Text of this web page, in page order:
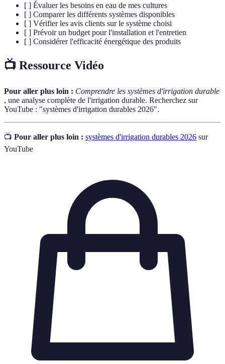
[ ] Évaluer les besoins en eau de mes cultures
[ ] Comparer les différents systèmes disponibles
[ ] Vérifier les avis clients sur le système choisi
[ ] Prévoir un budget pour l'installation et l'entretien
[ ] Considérer l'efficacité énergétique des produits
📺 Ressource Vidéo
Pour aller plus loin : Comprendre les systèmes d'irrigation durable
, une analyse complète de l'irrigation durable. Recherchez sur
YouTube : "systèmes d'irrigation durables 2026".
📺 Pour aller plus loin : systèmes d'irrigation durables 2026 sur
YouTube